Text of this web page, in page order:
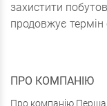
захистити
продовжує
ПРО КОМПАНІЮ
Про компанію